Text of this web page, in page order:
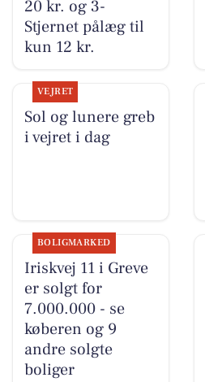
20 kr. og 3-
Stjernet pålæg til
kun 12 kr.
VEJRET
Sol og lunere greb
i vejret i dag
BOLIGMARKED
Iriskvej 11 i Greve
er solgt for
7.000.000 - se
køberen og 9
andre solgte
boliger